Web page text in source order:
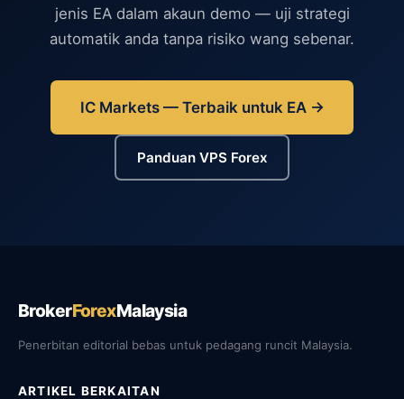
jenis EA dalam akaun demo — uji strategi
automatik anda tanpa risiko wang sebenar.
IC Markets — Terbaik untuk EA →
Panduan VPS Forex
BrokerForexMalaysia
Penerbitan editorial bebas untuk pedagang runcit Malaysia.
ARTIKEL BERKAITAN